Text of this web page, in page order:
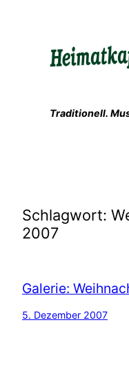
Traditionell.
Schlagwort:
2007
Galerie:
5. Dezember 2007